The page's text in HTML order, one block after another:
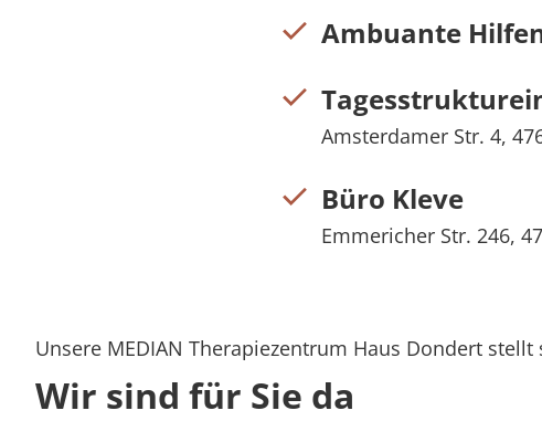
Ambuante
Amsterdamer Str. 4,
Büro Kleve
Emmericher Str. 246,
Unsere MEDIAN Therapiezentrum Haus Dondert stellt
Wir sind für Sie da